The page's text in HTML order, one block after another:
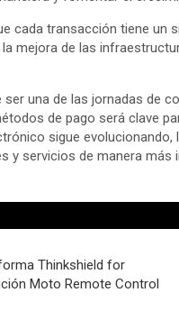
cada transacción tiene un
mejora de las
ser una de las jornadas de
de pago será clave
sigue
y servicios de manera más
Thinkshield for
Moto Remote Control